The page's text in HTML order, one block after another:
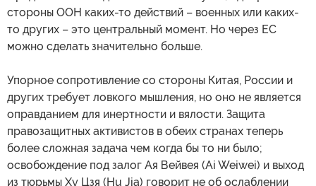
стороны ООН каких-то действий – военных или каких-
то других – это центральный момент. Но через ЕС
можно сделать значительно больше.
Упорное сопротивление со стороны Китая, России и
других требует ловкого мышления, но оно не является
оправданием для инертности и вялости. Защита
правозащитных активистов в обеих странах теперь
более сложная задача чем когда бы то ни было;
освобождение под залог Ая Вейвея (Ai Weiwei) и выход
из тюрьмы Ху Цзя (Hu Jia) говорит не об ослаблении